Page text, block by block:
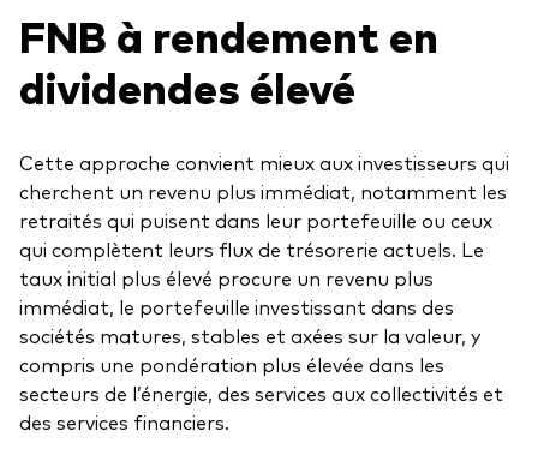
FNB à rendement en
dividendes élevé
Cette approche convient mieux aux investisseurs qui
cherchent un revenu plus immédiat, notamment les
retraités qui puisent dans leur portefeuille ou ceux
qui complètent leurs flux de trésorerie actuels. Le
taux initial plus élevé procure un revenu plus
immédiat, le portefeuille investissant dans des
sociétés matures, stables et axées sur la valeur, y
compris une pondération plus élevée dans les
secteurs de l’énergie, des services aux collectivités et
des services financiers.